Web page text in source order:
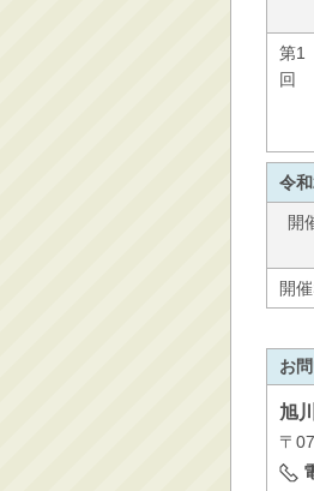
第1
回
令
開
開
お
旭
〒